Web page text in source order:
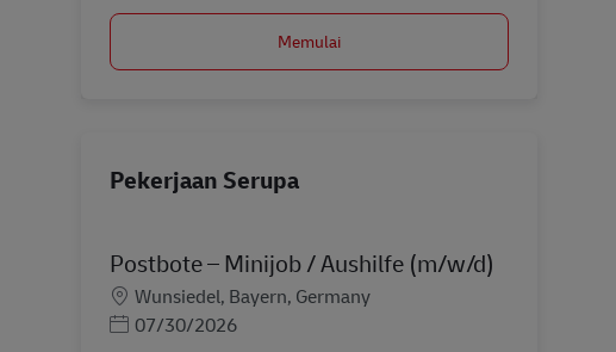
Memulai
Pekerjaan Serupa
Postbote – Minijob / Aushilfe (m/w/d)
LokasiWunsiedel, Bayern, Germany
Posted Date
07/30/2026